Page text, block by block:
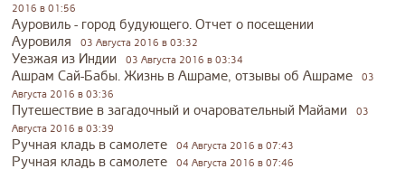
2016 в 01:56
Ауровиль - город будующего. Отчет о посещении
Ауровиля
03 Августа 2016 в 03:32
Уезжая из Индии 03 Августа 2016 в 03:34
Ашрам Сай-Бабы. Жизнь в Ашраме, отзывы об Ашраме
03
Августа 2016 в 03:36
Путешествие в загадочный и очаровательный Майами
03
Августа 2016 в 03:39
Ручная кладь в самолете 04 Августа 2016 в 07:43
Ручная кладь в самолете 04 Августа 2016 в 07:46